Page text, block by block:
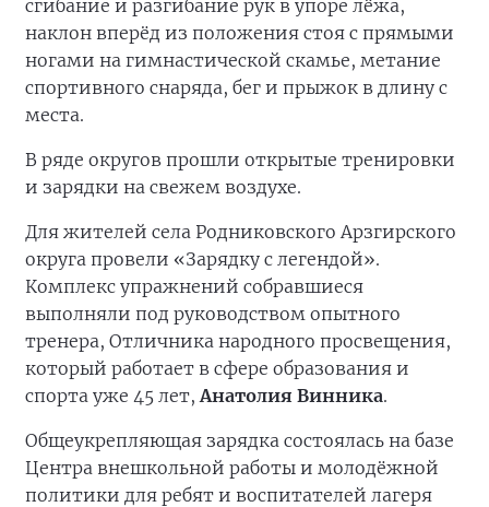
сгибание и разгибание рук в упоре лёжа,
наклон вперёд из положения стоя с прямыми
ногами на гимнастической скамье, метание
спортивного снаряда, бег и прыжок в длину с
места.
В ряде округов прошли открытые тренировки
и зарядки на свежем воздухе.
Для жителей села Родниковского Арзгирского
округа провели «Зарядку с легендой».
Комплекс упражнений собравшиеся
выполняли под руководством опытного
тренера, Отличника народного просвещения,
который работает в сфере образования и
спорта уже 45 лет, Анатолия Винника.
Общеукрепляющая зарядка состоялась на базе
Центра внешкольной работы и молодёжной
политики для ребят и воспитателей лагеря